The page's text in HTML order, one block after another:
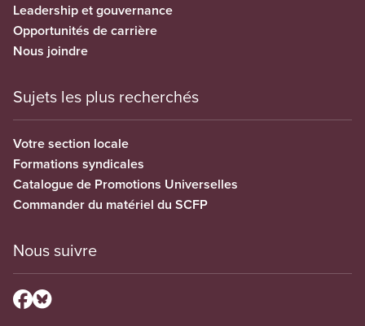
Leadership et gouvernance
Opportunités de carrière
Nous joindre
Sujets les plus recherchés
Votre section locale
Formations syndicales
Catalogue de Promotions Universelles
Commander du matériel du SCFP
Nous suivre